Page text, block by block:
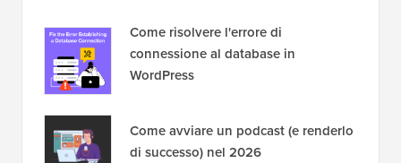
Come risolvere l'errore di
connessione al database in
WordPress
Come avviare un podcast (e renderlo
di successo) nel 2026